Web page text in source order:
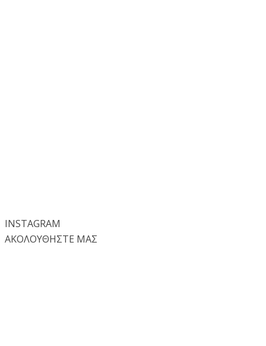
INSTAGRAM
ΑΚΟΛΟΥΘΗΣΤΕ ΜΑΣ